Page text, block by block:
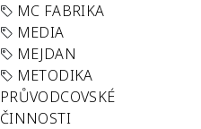
MC FABRIKA
MEDIA
MEJDAN
METODIKA
PRŮVODCOVSKÉ
ČINNOSTI